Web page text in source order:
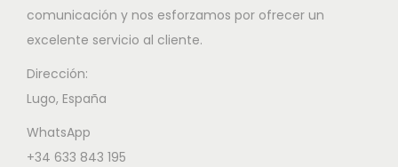
comunicación y nos esforzamos por ofrecer un
excelente servicio al cliente.
Dirección:
Lugo, España
WhatsApp
+34 633 843 195